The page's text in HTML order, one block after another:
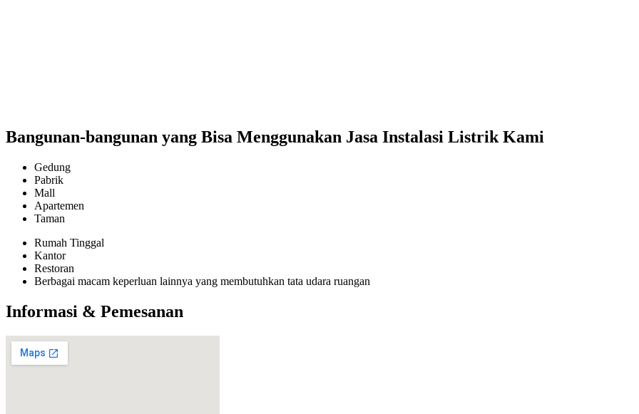
Bangunan-bangunan yang Bisa Menggunakan Jasa Instalasi Listrik Kami
Gedung
Pabrik
Mall
Apartemen
Taman
Rumah Tinggal
Kantor
Restoran
Berbagai macam keperluan lainnya yang membutuhkan tata udara ruangan
Informasi & Pemesanan